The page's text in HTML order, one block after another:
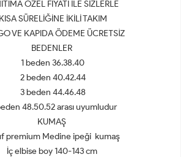
ÖZEL FİYATI İLE SİZLERLE
KISA SÜRELİĞİNE İKİLİ TAKIM
VE KAPIDA ÖDEME ÜCRETSİZ
BEDENLER
1 beden 36.38.40
2 beden 40.42.44
3 beden 44.46.48
48.50.52 arası uyumludur
KUMAŞ
premium Medine ipeği kumaş
İç elbise boy 140-143 cm